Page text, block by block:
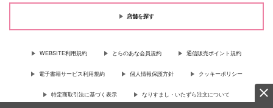
店舗を探す
WEBSITE利用規約 とらのあな会員規約 通信販売ポイント規約
電子書籍サービス利用規約 個人情報保護方針 クッキーポリシー
特定商取引法に基づく表示 なりすまし・いたずら注文について